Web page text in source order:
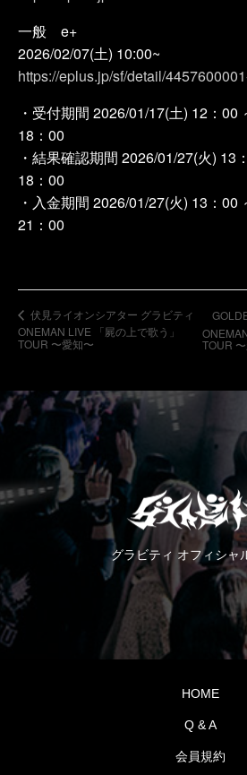
一般 e+
2026/02/07(土) 10:00~
https://eplus.jp/sf/detail/
・受付期間 2026/01/17(土) 12：00
18：00
・結果確認期間 2026/01/27(火) 13
18：00
・入金期間 2026/01/27(火) 13：00
21：00
伏見ライオンシアター グラビティ
ONEMAN LIVE 「屍の上で歌う」
TOUR 〜愛知〜
TOUR
グラビティ オフィシャ
HOME
Q & A
会員規約